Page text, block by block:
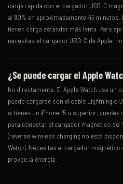
carga rápida con el cargador USB-C
al 80% en aproximadamente 45 minutos.
tienen carga estándar más lenta. Para
necesitas el cargador USB-C de Apple,
¿Se puede cargar el Apple
No directamente. El Apple Watch usa un
puede cargarse con el cable Lightning o
si tienes un iPhone 15 o superior, puedes
para conectar el cargador magnético del
(reverse wireless charging no está
Watch). Necesitas el cargador magnético
provee la energía.